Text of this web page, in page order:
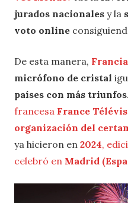
jurados nacionales y la
voto online
De esta manera, Francia
micrófono de cristal
países con más triunfos
francesa France
organización del
ya hicieron en 2024,
celebró en Madrid